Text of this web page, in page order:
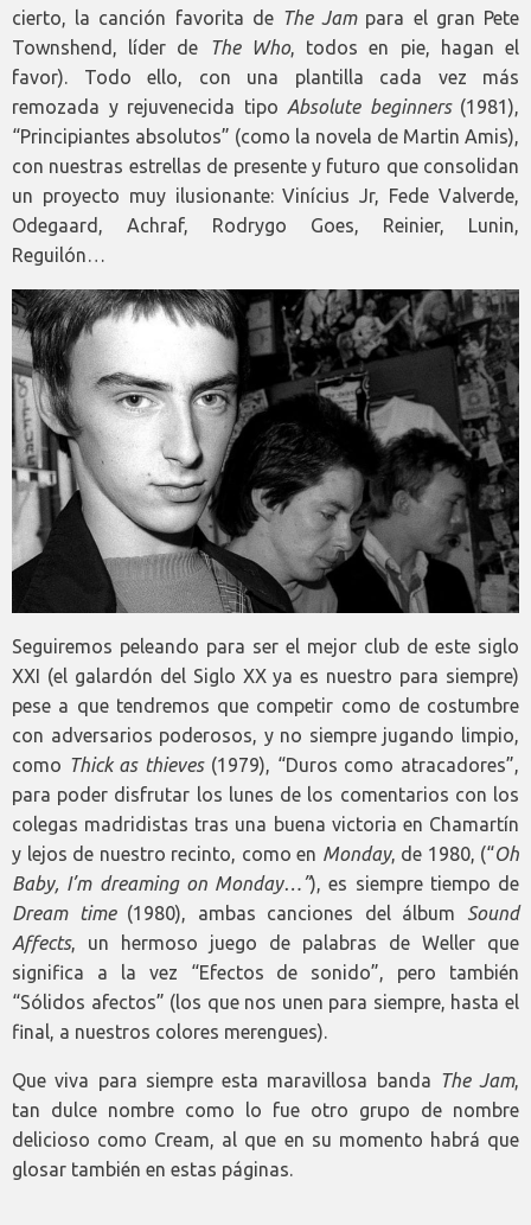
cierto, la canción favorita de The Jampara el gran Pete
Townshend, líder de
The Who, todos en pie, hagan el
favor). Todo ello, con una plantilla cada vez más
remozada y rejuvenecida tipo Absolute beginners(1981),
“Principiantes absolutos” (como la novela de Martin Amis),
con nuestras estrellas de presente y futuro que consolidan
un proyecto muy ilusionante: Vinícius Jr, Fede Valverde,
Odegaard, Achraf, Rodrygo Goes, Reinier, Lunin,
Reguilón…
Seguiremos peleando para ser el mejor club de este siglo
XXI (el galardón del Siglo XX ya es nuestro para siempre)
pese a que tendremos que competir como de costumbre
con adversarios poderosos, y no siempre jugando limpio,
como Thick as thieves(1979), “Duros como atracadores”,
para poder disfrutar los lunes de los comentarios con los
colegas madridistas tras una buena victoria en Chamartín
y lejos de nuestro recinto, como en Monday, de 1980, (“Oh
Baby, I’m dreaming on Monday…”), es siempre tiempo de
Dream time(1980), ambas canciones del álbum Sound
Affects, un hermoso juego de palabras de Weller que
significa a la vez “Efectos de sonido”, pero también
“Sólidos afectos” (los que nos unen para siempre, hasta el
final, a nuestros colores merengues).
Que viva para siempre esta maravillosa banda The Jam,
tan dulce nombre como lo fue otro grupo de nombre
delicioso como Cream, al que en su momento habrá que
glosar también en estas páginas.